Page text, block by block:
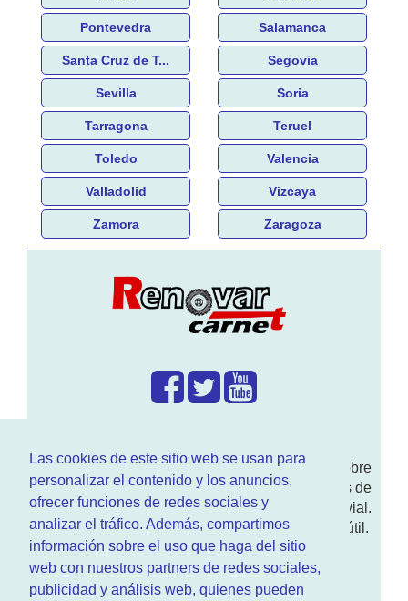
Las cookies de este sitio web se usan para
personalizar el contenido y los anuncios,
ofrecer funciones de redes sociales y
analizar el tráfico. Además, compartimos
información sobre el uso que haga del sitio
web con nuestros partners de redes sociales,
publicidad y análisis web, quienes pueden
Pontevedra Salamanca
Santa Cruz de T... Segovia
Sevilla Soria
Tarragona Teruel
Toledo Valencia
Valladolid Vizcaya
Zamora Zaragoza
Enwww.RenovarCarnet.comTe contamos sobre
larenovación del permisode conducir, noticias de
actualidad motor y sobre todo seguridad vial.
Ademas tenemos todo tipo de información DGT útil.
¿Quienes somos?